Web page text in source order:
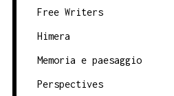
Free Writers
Himera
Memoria e paesaggio
Perspectives